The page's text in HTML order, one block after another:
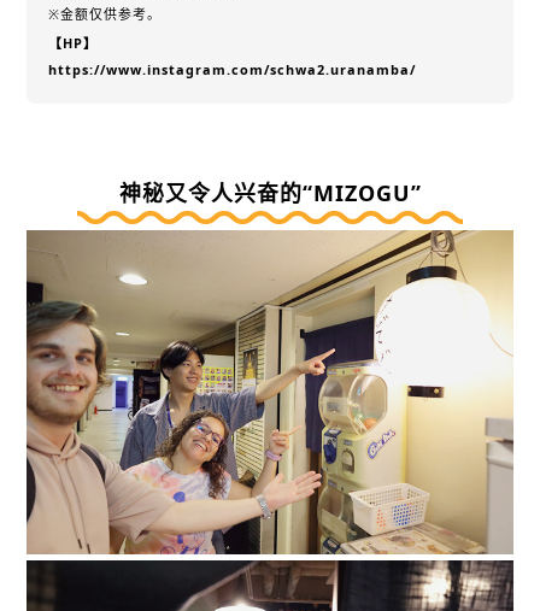
※金额仅供参考。
【HP】
https://www.instagram.com/schwa2.uranamba/
神秘又令人兴奋的“MIZOGU”